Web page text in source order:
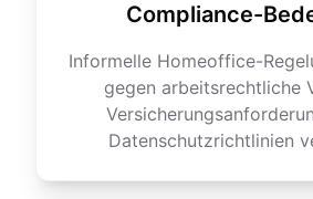
Compliance-
Informelle Homeoffice-
gegen arbeitsrechtliche
Datenschutzrichtlinien